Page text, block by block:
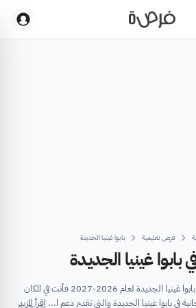
فرص تعليمية بابوا غينيا الجديدة
غينيا الجديدة
إن كنت تبحث عن فرص في بابوا غينيا الجديدة لعام 2026-2027 فأنت في المكان
في بابوا غينيا الجديدة والتي تقدم دعم ا... اقرأ المزيد